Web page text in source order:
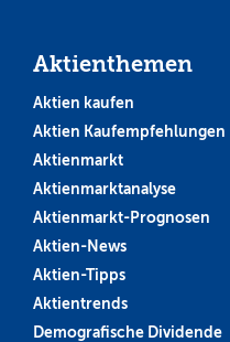
Aktienthemen
Aktien kaufen
Aktien Kaufempfehlungen
Aktienmarkt
Aktienmarktanalyse
Aktienmarkt-Prognosen
Aktien-News
Aktien-Tipps
Aktientrends
Demografische Dividende